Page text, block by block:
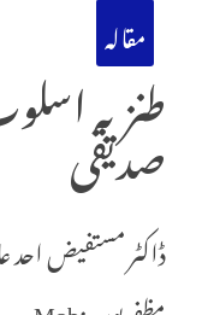
مقالہ
طنزیہ
صدیقی
ڈاکٹر مستفیض احد